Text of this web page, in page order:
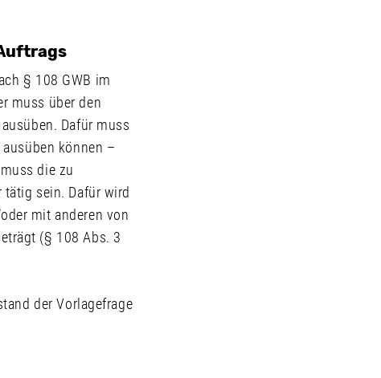
§ 108 GWB im
muss über den
Dafür muss
können –
die zu
sein. Dafür wird
mit anderen von
(§ 108 Abs. 3
der Vorlagefrage